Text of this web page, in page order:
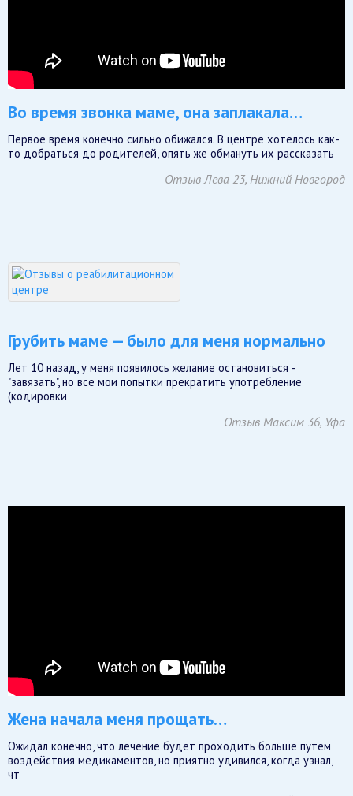
Во время звонка маме, она заплакала…
Первое время конечно сильно обижался. В центре хотелось как-
то добраться до родителей, опять же обмануть их рассказать
Отзыв Лева 23, Нижний Новгород
Грубить маме — было для меня нормально
Лет 10 назад, у меня появилось желание остановиться -
"завязать", но все мои попытки прекратить употребление
(кодировки
Отзыв Максим 36, Уфа
Жена начала меня прощать…
Ожидал конечно, что лечение будет проходить больше путем
воздействия медикаментов, но приятно удивился, когда узнал,
чт